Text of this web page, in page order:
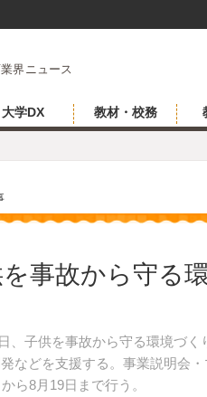
界ニュース
大学DX 教材・校務
事故から守る
、子供を事故から守る環境づく
などを支援する。事業説明会
ら8月19日まで行う。